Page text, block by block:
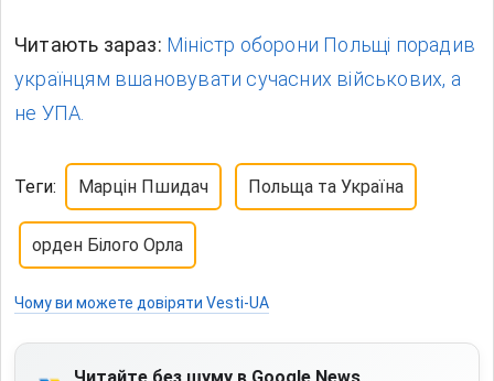
Читають зараз: Міністр оборони Польщі порадив
українцям вшановувати сучасних військових, а
не УПА.
Теги: Марцін Пшидач Польща та Україна
орден Білого Орла
Чому ви можете довіряти Vesti-UA
Читайте без шуму в Google News